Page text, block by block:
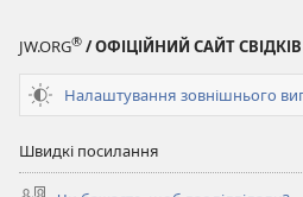
JW.ORG® / ОФІЦІЙНИЙ САЙТ
Налаштування зовнішнього
Швидкі посилання